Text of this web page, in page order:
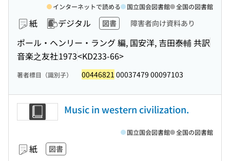
紙 デジタル 図書 障害者向け資料あり
ポール・ヘンリー・ラング 編, 国安洋, 吉田泰輔 共訳
音楽之友社1973<KD233-66>
インターネットで読める 国立国会図書館 全国の図書館
著者標目（識別子） 00446821 00037479 00097103
Music in western civilization.
紙 図書
国立国会図書館 全国の図書館